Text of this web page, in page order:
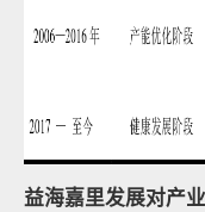
益海嘉里发展对产